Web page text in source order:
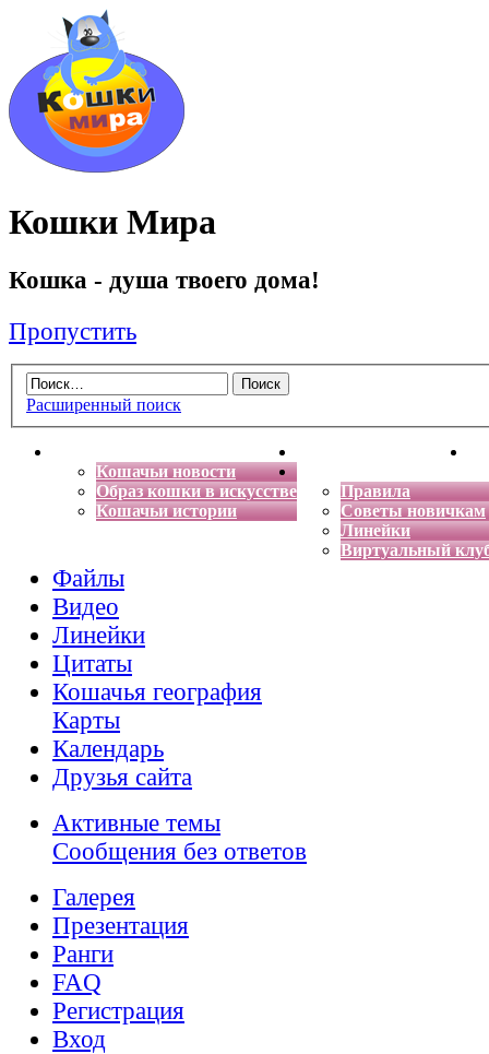
Кошки Мира
Кошка - душа твоего дома!
Пропустить
Расширенный поиск
Кошачьи новости
Образ кошки в искусстве
Кошачьи истории
Энциклопедия кошек
Правила
Советы новичкам
Линейки
Виртуальный
Файлы
Видео
Линейки
Цитаты
Кошачья география
Карты
Календарь
Друзья сайта
Активные темы
Сообщения без ответов
Галерея
Презентация
Ранги
FAQ
Регистрация
Вход